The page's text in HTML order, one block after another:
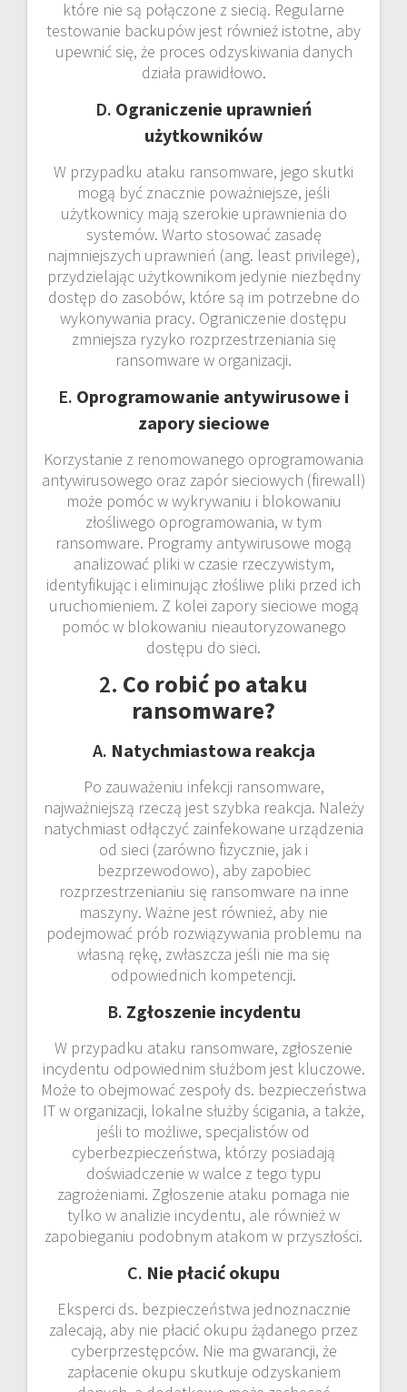
które nie są połączone z siecią. Regularne
testowanie backupów jest również istotne, aby
upewnić się, że proces odzyskiwania danych
działa prawidłowo.
D. Ograniczenie uprawnień
użytkowników
W przypadku ataku ransomware, jego skutki
mogą być znacznie poważniejsze, jeśli
użytkownicy mają szerokie uprawnienia do
systemów. Warto stosować zasadę
najmniejszych uprawnień (ang. least privilege),
przydzielając użytkownikom jedynie niezbędny
dostęp do zasobów, które są im potrzebne do
wykonywania pracy. Ograniczenie dostępu
zmniejsza ryzyko rozprzestrzeniania się
ransomware w organizacji.
E. Oprogramowanie antywirusowe i
zapory sieciowe
Korzystanie z renomowanego oprogramowania
antywirusowego oraz zapór sieciowych (firewall)
może pomóc w wykrywaniu i blokowaniu
złośliwego oprogramowania, w tym
ransomware. Programy antywirusowe mogą
analizować pliki w czasie rzeczywistym,
identyfikując i eliminując złośliwe pliki przed ich
uruchomieniem. Z kolei zapory sieciowe mogą
pomóc w blokowaniu nieautoryzowanego
dostępu do sieci.
2. Co robić po ataku
ransomware?
A. Natychmiastowa reakcja
Po zauważeniu infekcji ransomware,
najważniejszą rzeczą jest szybka reakcja. Należy
natychmiast odłączyć zainfekowane urządzenia
od sieci (zarówno fizycznie, jak i
bezprzewodowo), aby zapobiec
rozprzestrzenianiu się ransomware na inne
maszyny. Ważne jest również, aby nie
podejmować prób rozwiązywania problemu na
własną rękę, zwłaszcza jeśli nie ma się
odpowiednich kompetencji.
B. Zgłoszenie incydentu
W przypadku ataku ransomware, zgłoszenie
incydentu odpowiednim służbom jest kluczowe.
Może to obejmować zespoły ds. bezpieczeństwa
IT w organizacji, lokalne służby ścigania, a także,
jeśli to możliwe, specjalistów od
cyberbezpieczeństwa, którzy posiadają
doświadczenie w walce z tego typu
zagrożeniami. Zgłoszenie ataku pomaga nie
tylko w analizie incydentu, ale również w
zapobieganiu podobnym atakom w przyszłości.
C. Nie płacić okupu
Eksperci ds. bezpieczeństwa jednoznacznie
zalecają, aby nie płacić okupu żądanego przez
cyberprzestępców. Nie ma gwarancji, że
zapłacenie okupu skutkuje odzyskaniem